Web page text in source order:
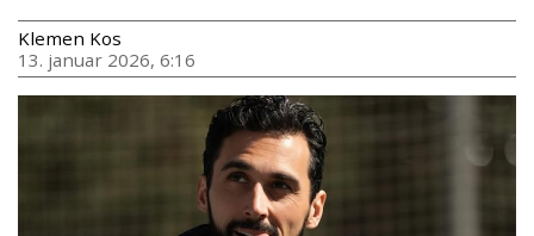
Klemen Kos
13. januar 2026, 6:16